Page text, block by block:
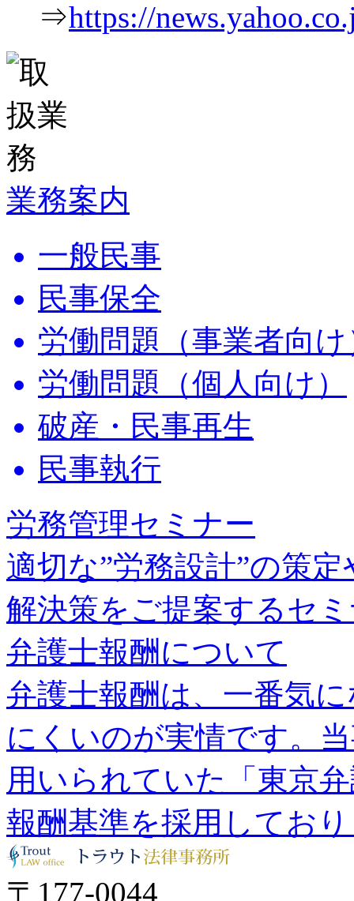
⇒https://
業務案内
一般民事
民事保全
労働問題（事業者向け
労働問題（個人向け）
破産・民事再生
民事執行
労務管理セミナー
適切な”労務設計”の策
解決策をご提案するセ
弁護士報酬について
弁護士報酬は、一番気
にくいのが実情です。
用いられていた「東京
報酬基準を採用してお
〒177-0044